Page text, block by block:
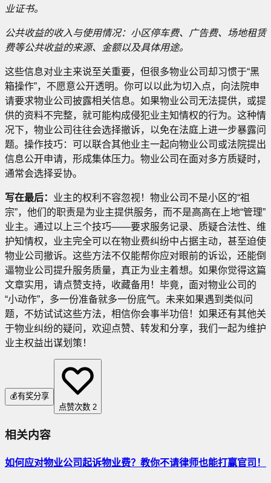
业证书。
公共收益的收入与使用情况：小区停车费、广告费、场地租赁
费等公共收益的来源、金额以及具体用途。
这些信息对业主来说至关重要，但很多物业公司却习惯于“黑
箱操作”，不愿意公开透明。你可以以此为切入点，向法院申
请要求物业公司披露相关信息。如果物业公司无法提供，或提
供的资料不完整，就可能构成侵犯业主知情权的行为。这种情
况下，物业公司往往会选择撤诉，以免在法庭上进一步暴露问
题。操作技巧：可以联合其他业主一起向物业公司或法院提出
信息公开申请，形成集体压力。物业公司在面对多方质疑时，
通常会选择妥协。
写在最后： 业主的权利不容忽视！物业公司不是小区的“祖
宗”，他们的职责是为业主提供服务，而不是高高在上地“管理”
业主。通过以上三个技巧——要求服务记录、质疑合法性、维
护知情权，业主完全可以在物业费纠纷中占据主动，甚至迫使
物业公司撤诉。这些方法不仅能帮你应对眼前的诉讼，还能倒
逼物业公司提升服务质量，真正为业主着想。如果你觉得这篇
文章实用，请点赞支持，收藏备用！毕竟，面对物业公司的
“小动作”，多一份准备就多一份底气。未来如果遇到类似问
题，不妨试试这些方法，相信你会事半功倍！如果还有其他关
于物业纠纷的疑问，欢迎点赞、转发和分享，我们一起为维护
业主权益出谋划策！
💰有奖分享
点赞次数 2
相关内容
如何应对物业公司起诉物业费？教你不请律师也能打赢官司！